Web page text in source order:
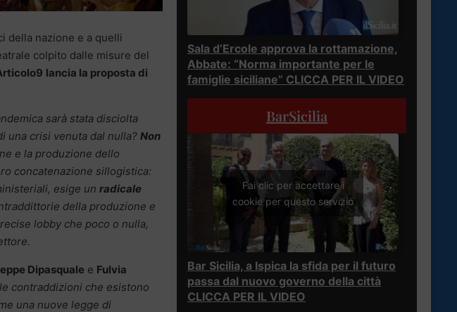
della nazione e a quelli
colpito dalle misure del
lancia la proposta di
sarà stata disciolta
una crisi venuta dal nulla? Non
e la produzione dello
concatenazione sillogistica:
esige un radicale
della produzione e
lobby che poco o nulla,
Dipasquale e Fulvia
contraddizioni che esistono
una nuove legge di
Sala d’Ercole approva la rottamazione,
Abbate: “Norma importante per le
famiglie siciliane” CLICCA PER IL VIDEO
BarSicilia
Fai clic per accettare i
cookie per questo servizio
Bar Sicilia, a Ispica la sfida per il futuro
passa dal nuovo governo della città
CLICCA PER IL VIDEO